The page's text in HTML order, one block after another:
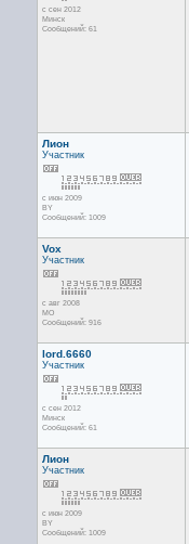
с сен 2012
Минск
Сообщений: 61
Лион
Участник
с июн 2009
BY
Сообщений: 1009
Vox
Участник
с авг 2008
МО
Сообщений: 916
lord.6660
Участник
с сен 2012
Минск
Сообщений: 61
Лион
Участник
с июн 2009
BY
Сообщений: 1009